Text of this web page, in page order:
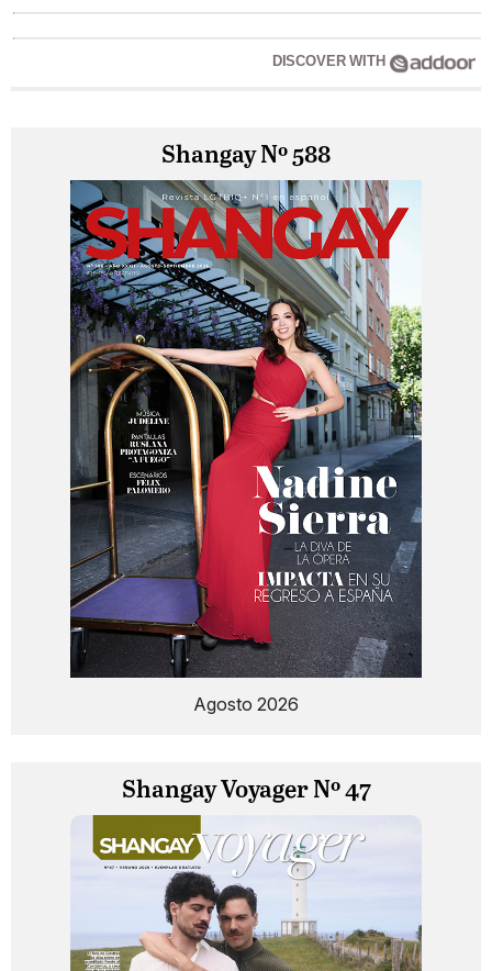
DISCOVER WITH
Shangay Nº 588
Agosto 2026
Shangay Voyager Nº 47